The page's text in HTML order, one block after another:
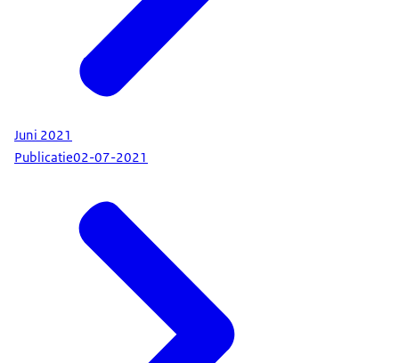
Juni 2021
Publicatie02-07-2021